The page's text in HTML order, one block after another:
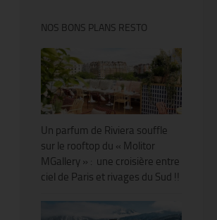
NOS BONS PLANS RESTO
Un parfum de Riviera souffle
sur le rooftop du « Molitor
MGallery » : une croisière entre
ciel de Paris et rivages du Sud !!